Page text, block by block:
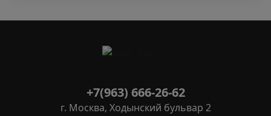
+7(963) 666-26-62
г. Москва, Ходынский бульвар 2